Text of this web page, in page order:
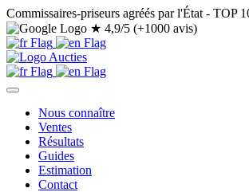
Commissaires-priseurs agréés par l'État - TOP
★ 4,9/5 (+1000 avis)
Nous connaître
Ventes
Résultats
Guides
Estimation
Contact